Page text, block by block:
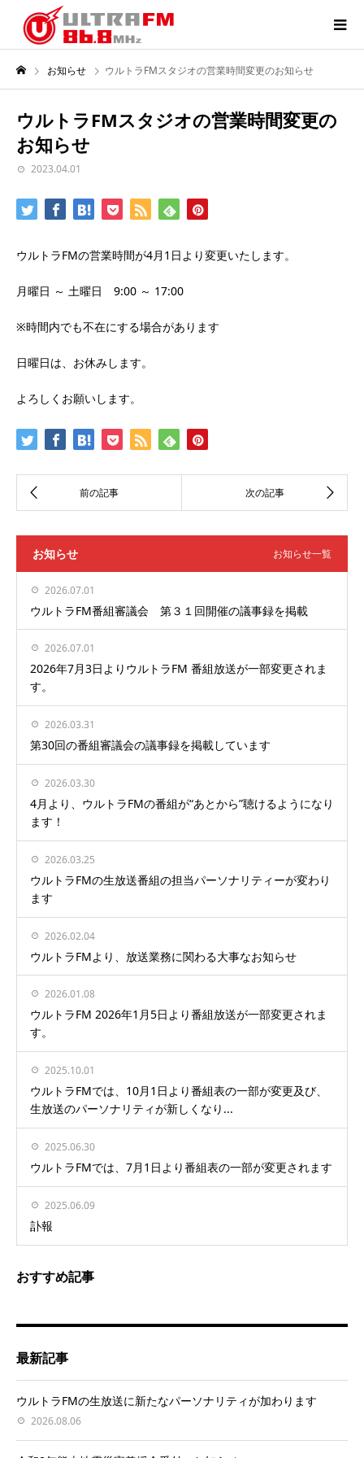
お知らせ ウルトラFMスタジオの営業時間変更のお知らせ
ウルトラFMスタジオの営業時間変更の
お知らせ
2023.04.01
ウルトラFMの営業時間が4月1日より変更いたします。
月曜日 ～ 土曜日 9:00 ～ 17:00
※時間内でも不在にする場合があります
日曜日は、お休みします。
よろしくお願いします。
お知らせ お知らせ一覧
2026.07.01
ウルトラFM番組審議会 第３１回開催の議事録を掲載
2026.07.01
2026年7月3日よりウルトラFM 番組放送が一部変更されま
す。
2026.03.31
第30回の番組審議会の議事録を掲載しています
2026.03.30
4月より、ウルトラFMの番組が“あとから”聴けるようになり
ます！
2026.03.25
ウルトラFMの生放送番組の担当パーソナリティーが変わり
ます
2026.02.04
ウルトラFMより、放送業務に関わる大事なお知らせ
2026.01.08
ウルトラFM 2026年1月5日より番組放送が一部変更されま
す。
2025.10.01
ウルトラFMでは、10月1日より番組表の一部が変更及び、
生放送のパーソナリティが新しくなり...
2025.06.30
ウルトラFMでは、7月1日より番組表の一部が変更されます
2025.06.09
訃報
おすすめ記事
最新記事
ウルトラFMの生放送に新たなパーソナリティが加わります
2026.08.06